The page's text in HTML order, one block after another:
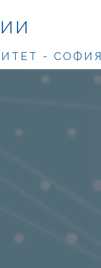
-